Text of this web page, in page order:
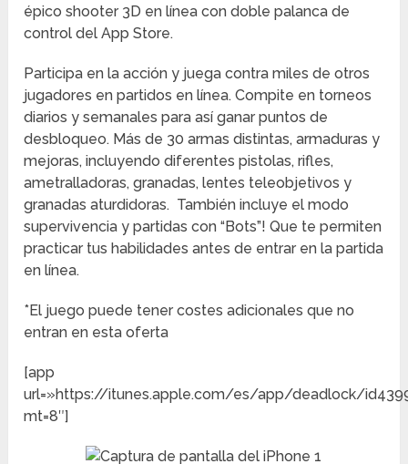
épico shooter 3D en línea con doble palanca de
control del App Store.
Participa en la acción y juega contra miles de otros
jugadores en partidos en línea. Compite en torneos
diarios y semanales para así ganar puntos de
desbloqueo. Más de 30 armas distintas, armaduras y
mejoras, incluyendo diferentes pistolas, rifles,
ametralladoras, granadas, lentes teleobjetivos y
granadas aturdidoras. También incluye el modo
supervivencia y partidas con “Bots”! Que te permiten
practicar tus habilidades antes de entrar en la partida
en línea.
*El juego puede tener costes adicionales que no
entran en esta oferta
[app
url=»https://itunes.apple.com/es/app/deadlock/
mt=8″]